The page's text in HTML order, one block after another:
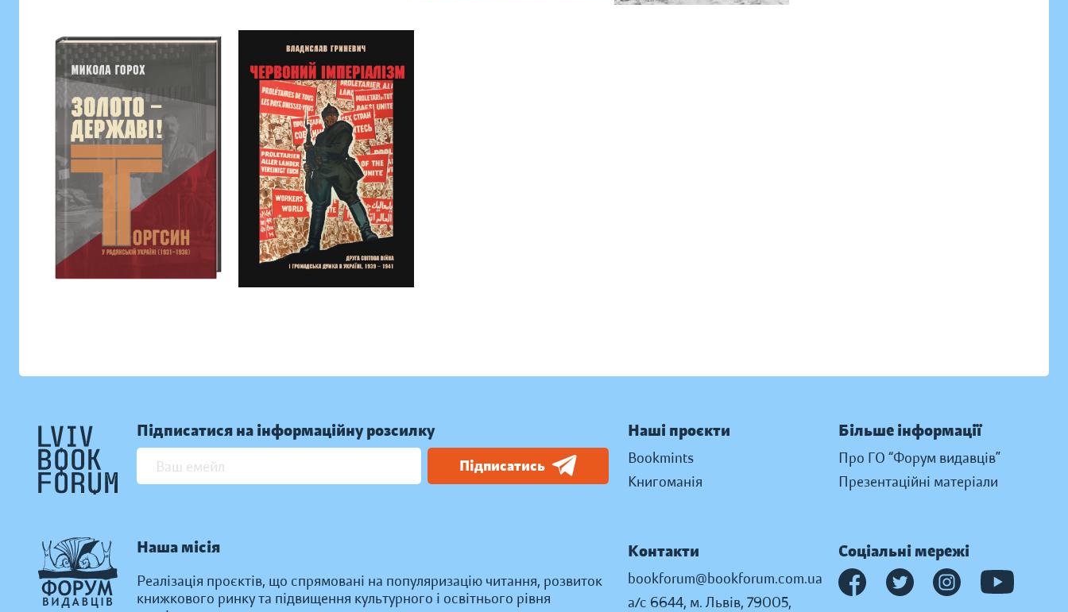
Підписатися на інформаційну розсилку
Підписатись
Наша місія
Реалізація проєктів, що спрямовані на популяризацію читання, розвиток
книжкового ринку та підвищення культурного і освітнього рівня
Наші проєкти
Bookmints
Книгоманія
Більше інформації
Про ГО “Форум видавців”
Презентаційні матеріали
Контакти
bookforum@bookforum.com.ua
а/с 6644, м. Львів, 79005,
Соціальні мережі